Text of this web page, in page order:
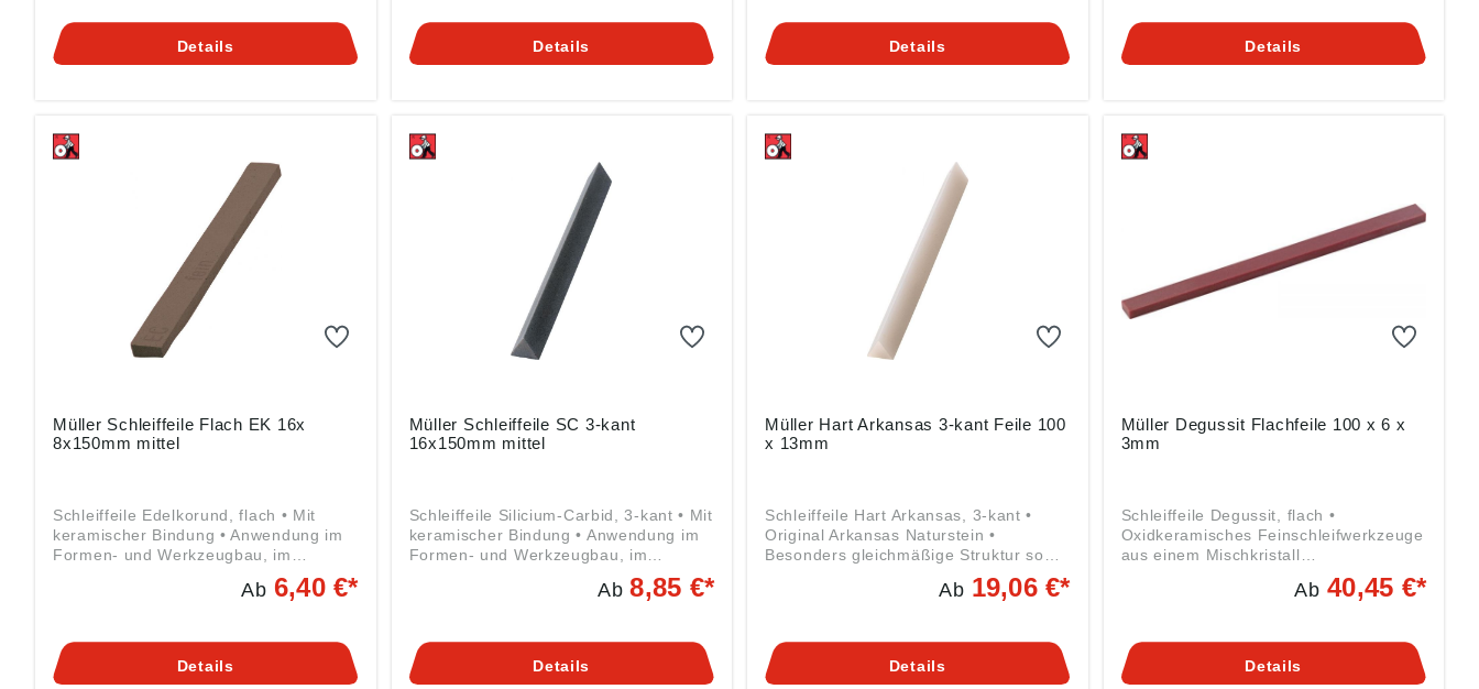
besten mit dünnflüssigem Öl oder
Petroleum • Zum Schärfen von ganz
2023/998): Friedrich Müller
Schleifmittelwerk GmbH, Kirchenweg
17-18, 67808 Ransweiler, DE,
info@schleifmittelwerk-friedrich-
Details
Werkzeugen und vor allem auch an
allen Werkzeugen für die Kunststoff-
Bearbeiten von Aluminium, Bronze,
Glas, Stein, Grauguss und ähnlichen
Produktsicherheitsverordnung ((EU)
2023/998): Friedrich Müller
Schleifmittelwerk GmbH, Kirchenweg
17-18, 67808 Ransweiler, DE,
info@schleifmittelwerk-friedrich-
Details
Werkzeugen und vor allem auch an
allen Werkzeugen für die Kunststoff-
Werkzeugen, Präzisionsmessgeräten,
Schablonen und ähnlichen Materialien
Produktsicherheitsverordnung ((EU)
2023/998): Friedrich Müller
Schleifmittelwerk GmbH, Kirchenweg
17-18, 67808 Ransweiler, DE,
info@schleifmittelwerk-friedrich-
Details
und Druckguss-Werkzeugen und vor
allem auch an allen Werkzeugen für
Hartmetall und zum Bearbeiten von
Aluminium, Bronze, Glas, Stein,
Produktsicherheitsverordnung ((EU)
2023/998): Friedrich Müller
Schleifmittelwerk GmbH, Kirchenweg
17-18, 67808 Ransweiler, DE,
info@schleifmittelwerk-friedrich-
mueller.de
Details
Müller Schleiffeile Flach EK 16x
8x150mm mittel
Schleiffeile Edelkorund, flach • Mit
keramischer Bindung • Anwendung im
Formen- und Werkzeugbau, im
Apparatebau • Zum Werkzeugschleifen
Werkzeugen und vor allem auch an
allen Werkzeugen für die Kunststoff-
Ab 6,40 €*
Details
Müller Schleiffeile SC 3-kant
16x150mm mittel
Schleiffeile Silicium-Carbid, 3-kant • Mit
keramischer Bindung • Anwendung im
Formen- und Werkzeugbau, im
Apparatebau • Zum Werkzeugschleifen
Werkzeugen und vor allem auch an
allen Werkzeugen für die Kunststoff-
Ab8,85 €*
Details
Müller Hart Arkansas 3-kant Feile 100
x 13mm
Schleiffeile Hart Arkansas, 3-kant •
Original Arkansas Naturstein •
Besonders gleichmäßige Struktur sowie
hohe Feinheit und Härte sind die
Voraussetzungen für eine sanfte, aber
besten mit dünnflüssigem Öl oder
Petroleum • Zum Schärfen von ganz
Ab 19,06 €*
Details
Müller Degussit Flachfeile 100 x 6 x
3mm
Schleiffeile Degussit, flach •
Oxidkeramisches Feinschleifwerkzeuge
aus einem Mischkristall
außergewöhnlicher Härte, dessen
Hauptbestandteil Korund
der gesinterten Kristalle einen hohen
Widerstand gegen Abnutzung und
Ab40,45 €*
Details